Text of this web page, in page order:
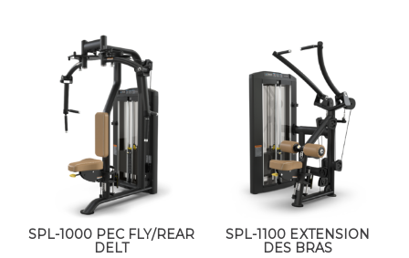
SPL-1000 PEC FLY/REAR
DELT
SPL-1100 EXTENSION
DES BRAS